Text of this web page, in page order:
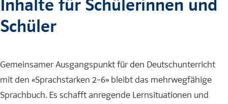
Inhalte für Schülerinnen und
Schüler
Gemeinsamer Ausgangspunkt für den Deutschunterricht
mit den «Sprachstarken 2–6» bleibt das mehrwegfähige
Sprachbuch. Es schafft anregende Lernsituationen und